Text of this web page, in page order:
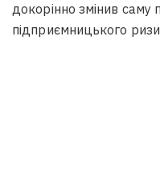
докорінно змінив саму
підприємницького